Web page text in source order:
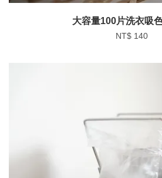
大容量100片洗衣吸
NT$ 140